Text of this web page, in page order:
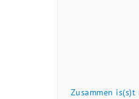
Zusammen